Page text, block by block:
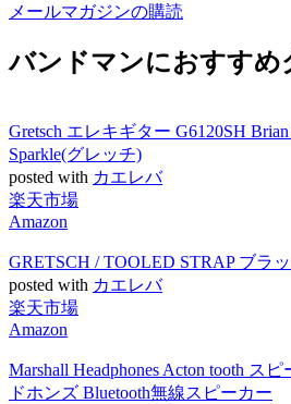
メールマガジンの購読
バンドマンにおすすめ
Gretsch エレキギター G6120SH Brian
Sparkle(グレッチ)
posted with カエレバ
楽天市場
Amazon
GRETSCH / TOOLED STRAP ブラ
posted with カエレバ
楽天市場
Amazon
Marshall Headphones Acton tooth ス
ドホンズ Bluetooth無線スピーカー